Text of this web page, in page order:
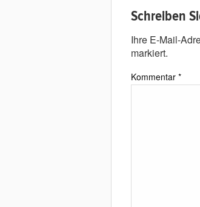
Schreiben
Ihre E-Mail-
markiert.
Kommentar *